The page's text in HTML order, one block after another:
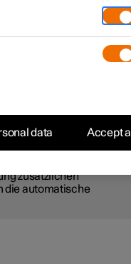
angenehmes
Center Display ein und
ein.
zusätzlichen
die automatische
data Accept all